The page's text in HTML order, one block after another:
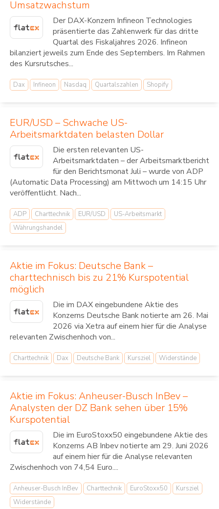
Umsatzwachstum
Der DAX-Konzern Infineon Technologies
präsentierte das Zahlenwerk für das dritte
Quartal des Fiskaljahres 2026. Infineon
bilanziert jeweils zum Ende des Septembers. Im Rahmen
des Kursrutsches...
Dax Infineon Nasdaq Quartalszahlen Shopify
EUR/USD – Schwache US-
Arbeitsmarktdaten belasten Dollar
Die ersten relevanten US-
Arbeitsmarktdaten – der Arbeitsmarktbericht
für den Berichtsmonat Juli – wurde von ADP
(Automatic Data Processing) am Mittwoch um 14:15 Uhr
veröffentlicht. Nach...
ADP Charttechnik EUR/USD
US-Arbeitsmarkt
Währungshandel
Aktie im Fokus: Deutsche Bank –
charttechnisch bis zu 21% Kurspotential
möglich
Die im DAX eingebundene Aktie des
Konzerns Deutsche Bank notierte am 26. Mai
2026 via Xetra auf einem hier für die Analyse
relevanten Zwischenhoch von...
Charttechnik Dax Deutsche Bank Kursziel Widerstände
Aktie im Fokus: Anheuser-Busch InBev –
Analysten der DZ Bank sehen über 15%
Kurspotential
Die im EuroStoxx50 eingebundene Aktie des
Konzerns AB Inbev notierte am 29. Juni 2026
auf einem hier für die Analyse relevanten
Zwischenhoch von 74,54 Euro....
Anheuser-Busch InBev Charttechnik EuroStoxx50
Kursziel
Widerstände